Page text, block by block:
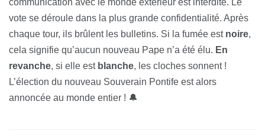
communication avec le monde extérieur est interdite. Le
vote se déroule dans la plus grande confidentialité. Après
chaque tour, ils brûlent les bulletins. Si la fumée est noire,
cela signifie qu’aucun nouveau Pape n’a été élu. En
revanche, si elle est blanche, les cloches sonnent !
L’élection du nouveau Souverain Pontife est alors
annoncée au monde entier ! 🔔